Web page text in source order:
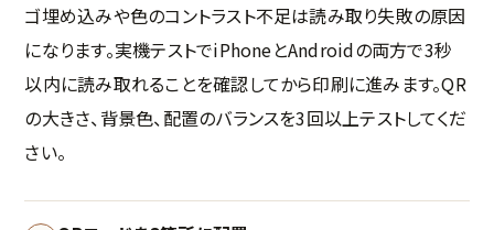
ゴ埋め込みや色のコントラスト不足は読み取り失敗の原因
になります。実機テストでiPhoneとAndroidの両方で3秒
以内に読み取れることを確認してから印刷に進みます。QR
の大きさ、背景色、配置のバランスを3回以上テストしてくだ
さい。